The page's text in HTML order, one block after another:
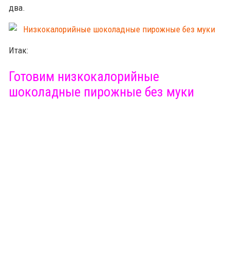
два.
Итак:
Готовим низкокалорийные
шоколадные пирожные без муки